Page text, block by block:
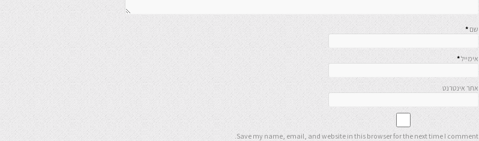
שם *
אימייל*
אתר אינטרנט
Save my name, email, and website in this browser for the next time I comment.